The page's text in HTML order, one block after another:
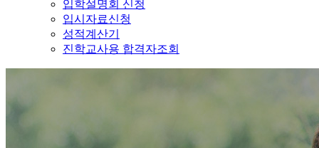
입학설명회 신청
입시자료신청
성적계산기
진학교사용 합격자조회